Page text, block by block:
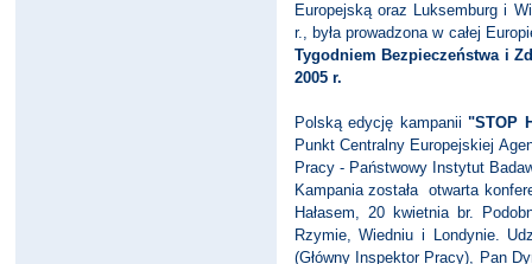
Europejską oraz Luksemburg i
r., była prowadzona w całej
Tygodniem Bezpieczeństwa i
2005 r.
Polską edycję kampanii "STOP
Punkt Centralny Europejskiej
Pracy - Państwowy Instytut
Kampania została otwarta
Hałasem, 20 kwietnia br.
Rzymie, Wiedniu i Londynie.
(Główny Inspektor Pracy), Pan